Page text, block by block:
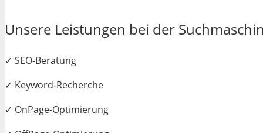
Unsere Leistungen bei der
✓ SEO-Beratung
✓ Keyword-Recherche
✓ OnPage-Optimierung